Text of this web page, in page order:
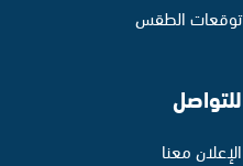
توقعات الطقس
للتواصل
الإعلان معنا